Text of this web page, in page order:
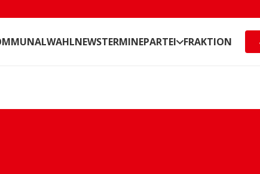
NEWSTERMINEPARTEI FRAKTION